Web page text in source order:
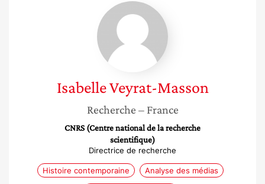
Isabelle
Veyrat-
Masson
IsabelleVeyrat-Masson
Recherche – France
CNRS (Centre national de la recherche
scientifique)
Directrice de recherche
Histoire contemporaine Analyse des médias